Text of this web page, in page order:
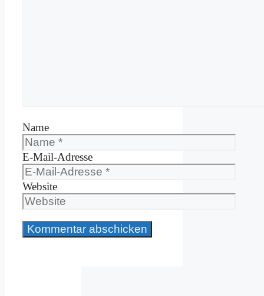
Name
E-Mail-Adresse
Website